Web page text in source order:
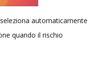
automaticamente
quando il rischio